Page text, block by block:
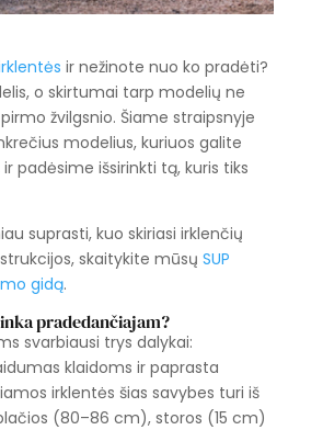
ir nežinote nuo ko pradėti?
o skirtumai tarp modelių ne
žvilgsnio. Šiame straipsnyje
modelius, kuriuos galite
padėsime išsirinkti tą, kuris tiks
suprasti, kuo skiriasi irklenčių
skaitykite mūsų SUP
gidą.
pradedančiajam?
svarbiausi trys dalykai:
klaidoms ir paprasta
irklentės šias savybes turi iš
(80–86 cm), storos (15 cm)